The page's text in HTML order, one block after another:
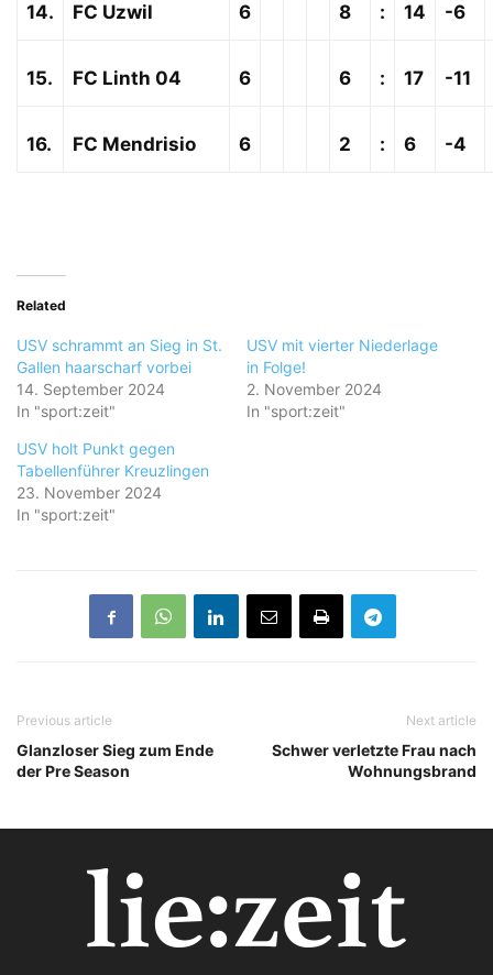
14. FC Uzwil 6 8 : 14 -6
15. FC Linth 04 6 6 : 17 -11
16. FC Mendrisio 6 2 : 6 -4
Related
USV schrammt an Sieg in St.
Gallen haarscharf vorbei
14. September 2024
In "sport:zeit"
USV mit vierter Niederlage
in Folge!
2. November 2024
In "sport:zeit"
USV holt Punkt gegen
Tabellenführer Kreuzlingen
23. November 2024
In "sport:zeit"
Previous article
Glanzloser Sieg zum Ende
der Pre Season
Next article
Schwer verletzte Frau nach
Wohnungsbrand